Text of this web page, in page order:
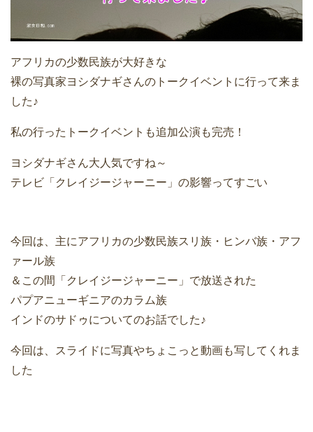
アフリカの少数民族が大好きな
裸の写真家ヨシダナギさんのトークイベントに行って来ま
した♪
私の行ったトークイベントも追加公演も完売！
ヨシダナギさん大人気ですね～
テレビ「クレイジージャーニー」の影響ってすごい
今回は、主にアフリカの少数民族スリ族・ヒンバ族・アフ
ァール族
＆この間「クレイジージャーニー」で放送された
パプアニューギニアのカラム族
インドのサドゥについてのお話でした♪
今回は、スライドに写真やちょこっと動画も写してくれま
した